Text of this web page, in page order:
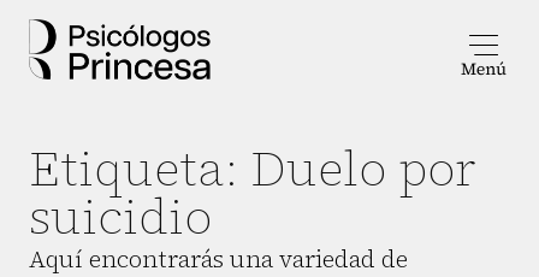
Etiqueta: Duelo por
suicidio
Aquí encontrarás una variedad de